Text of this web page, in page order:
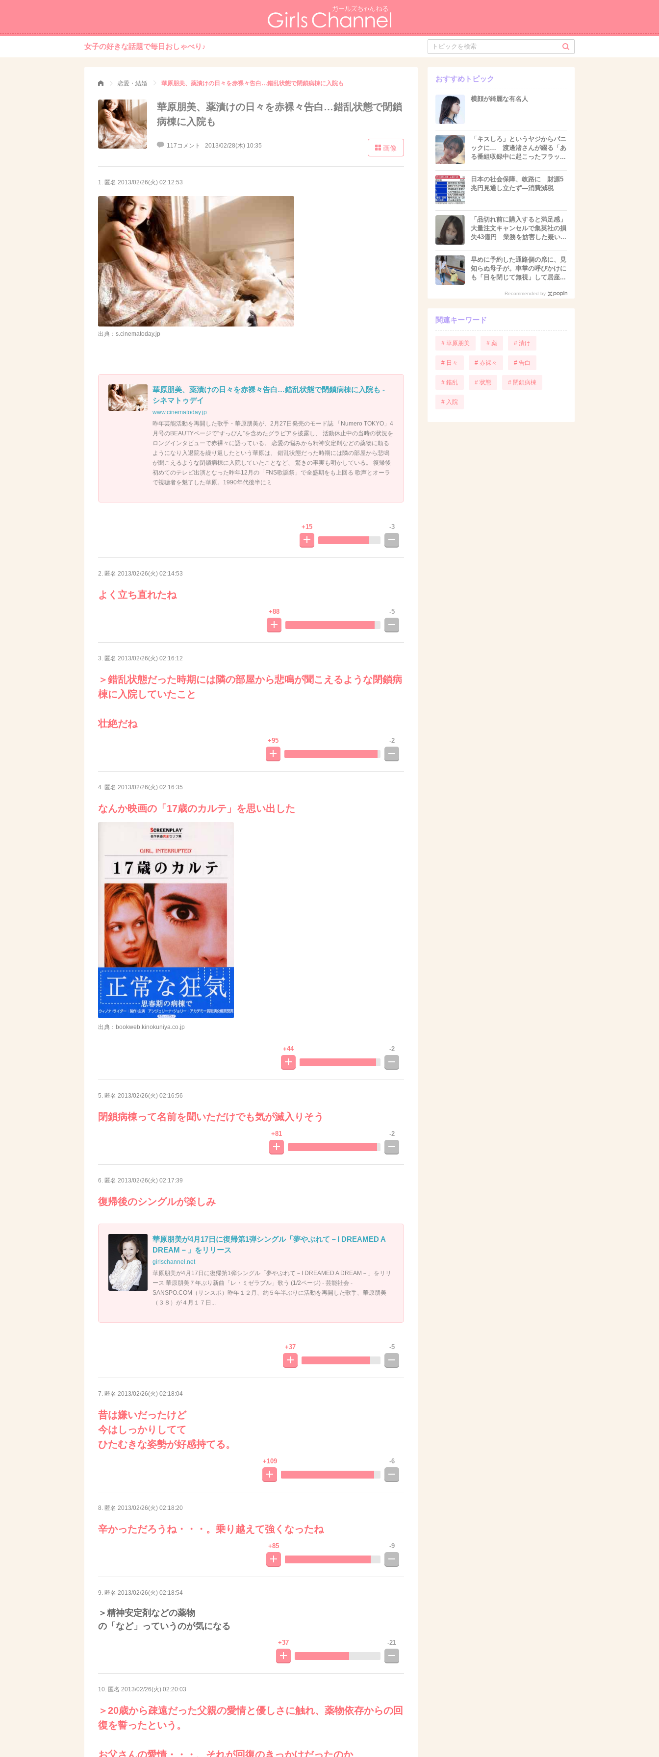
女子の好きな話題で毎日おしゃべり♪
恋愛・結婚 華原朋美、薬漬けの日々を赤裸々告白…錯乱状態で閉鎖病棟に入院も
華原朋美、薬漬けの日々を赤裸々告白…錯乱状態で閉鎖
病棟に入院も
117コメント 2013/02/28(木) 10:35 画像
1. 匿名 2013/02/26(火) 02:12:53
出典：s.cinematoday.jp
華原朋美、薬漬けの日々を赤裸々告白…錯乱状態で閉鎖病棟に入院も -
シネマトゥデイ
www.cinematoday.jp
昨年芸能活動を再開した歌手・華原朋美が、2月27日発売のモード誌 「Numero TOKYO」4
月号のBEAUTYページで“すっぴん”を含めたグラビアを披露し、 活動休止中の当時の状況を
ロングインタビューで赤裸々に語っている。 恋愛の悩みから精神安定剤などの薬物に頼る
ようになり入退院を繰り返したという華原は、 錯乱状態だった時期には隣の部屋から悲鳴
が聞こえるような閉鎖病棟に入院していたことなど、 驚きの事実も明かしている。 復帰後
初めてのテレビ出演となった昨年12月の「FNS歌謡祭」で全盛期をも上回る 歌声とオーラ
で視聴者を魅了した華原。1990年代後半にミ
+15 -3
2. 匿名 2013/02/26(火) 02:14:53
よく立ち直れたね
+88 -5
3. 匿名 2013/02/26(火) 02:16:12
＞錯乱状態だった時期には隣の部屋から悲鳴が聞こえるような閉鎖病
棟に入院していたこと
壮絶だね
+95 -2
4. 匿名 2013/02/26(火) 02:16:35
なんか映画の「17歳のカルテ」を思い出した
出典：bookweb.kinokuniya.co.jp
+44 -2
5. 匿名 2013/02/26(火) 02:16:56
閉鎖病棟って名前を聞いただけでも気が滅入りそう
+81 -2
6. 匿名 2013/02/26(火) 02:17:39
復帰後のシングルが楽しみ
華原朋美が4月17日に復帰第1弾シングル「夢やぶれて－I DREAMED A
DREAM－」をリリース
girlschannel.net
華原朋美が4月17日に復帰第1弾シングル「夢やぶれて－I DREAMED A DREAM－」をリリ
ース 華原朋美７年ぶり新曲「レ・ミゼラブル」歌う (1/2ページ) - 芸能社会 -
SANSPO.COM（サンスポ）昨年１２月、約５年半ぶりに活動を再開した歌手、華原朋美
（３８）が４月１７日...
+37 -5
7. 匿名 2013/02/26(火) 02:18:04
昔は嫌いだったけど
今はしっかりしてて
ひたむきな姿勢が好感持てる。
+109 -6
8. 匿名 2013/02/26(火) 02:18:20
辛かっただろうね・・・。乗り越えて強くなったね
+85 -9
9. 匿名 2013/02/26(火) 02:18:54
＞精神安定剤などの薬物
の「など」っていうのが気になる
+37 -21
10. 匿名 2013/02/26(火) 02:20:03
＞20歳から疎遠だった父親の愛情と優しさに触れ、薬物依存からの回
復を誓ったという。
お父さんの愛情・・・、それが回復のきっかけだったのか
おすすめトピック
横顔が綺麗な有名人
「キスしろ」というヤジからパニ
ックに… 渡邊渚さんが綴る「あ
る番組収録中に起こったフラッ...
日本の社会保障、岐路に 財源5
兆円見通し立たず―消費減税
「品切れ前に購入すると満足感」
大量注文キャンセルで集英社の損
失43億円 業務を妨害した疑い...
早めに予約した通路側の席に、見
知らぬ母子が。車掌の呼びかけに
も「目を閉じて無視」して居座...
Recommended by
関連キーワード
# 華原朋美 # 薬 # 漬け
# 日々 # 赤裸々 # 告白
# 錯乱 # 状態 # 閉鎖病棟
# 入院